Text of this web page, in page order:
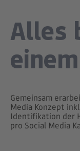
Alles
Gemeinsam
Media Konzept
Identifikation der
pro Social Media